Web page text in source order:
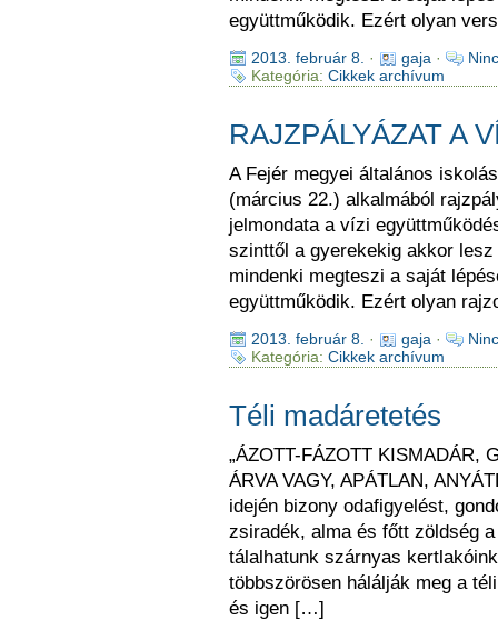
együttműködik. Ezért olyan
2013. február 8. · gaja ·
Kategória: Cikkek archívum
RAJZPÁLYÁZAT A
A Fejér megyei általános
(március 22.) alkalmából
jelmondata a vízi
szinttől a gyerekekig akkor
mindenki megteszi a saját
együttműködik. Ezért olyan
2013. február 8. · gaja ·
Kategória: Cikkek archívum
Téli madáretetés
„ÁZOTT-FÁZOTT KISMADÁR,
ÁRVA VAGY, APÁTLAN,
idején bizony odafigyelést,
zsiradék, alma és főtt zöldség
tálalhatunk szárnyas
többszörösen hálálják meg a
és igen […]